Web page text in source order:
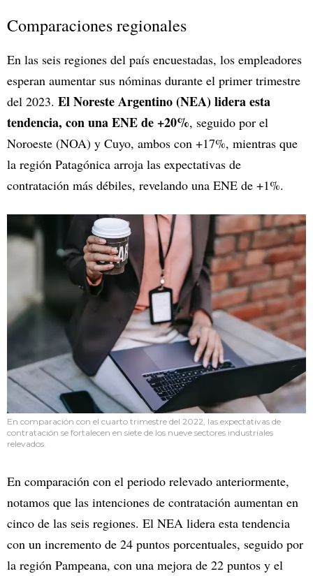
Comparaciones regionales
En las seis regiones del país encuestadas, los empleadores
esperan aumentar sus nóminas durante el primer trimestre
del 2023. El Noreste Argentino (NEA) lidera esta
tendencia, con una ENE de +20%, seguido por el
Noroeste (NOA) y Cuyo, ambos con +17%, mientras que
la región Patagónica arroja las expectativas de
contratación más débiles, revelando una ENE de +1%.
En comparación con el cuarto trimestre del 2022, las expectativas de
contratación se fortalecen en siete de los nueve sectores industriales
relevados.
En comparación con el periodo relevado anteriormente,
notamos que las intenciones de contratación aumentan en
cinco de las seis regiones. El NEA lidera esta tendencia
con un incremento de 24 puntos porcentuales, seguido por
la región Pampeana, con una mejora de 22 puntos y el